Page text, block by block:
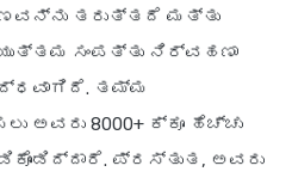
ತರುತ್ತದೆ ಮತ್ತು
ಸಂಪತ್ತು ನಿರ್ವಹಣಾ
ತಮ್ಮ
8000+ ಕ್ಕೂ ಹೆಚ್ಚು
ಪ್ರಸ್ತುತ, ಅವರು